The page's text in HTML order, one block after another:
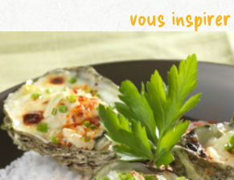
vous inspirer